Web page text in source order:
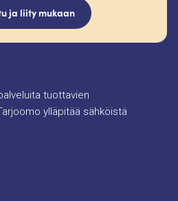
ja liity mukaan
tuottavien
ylläpitää sähköistä